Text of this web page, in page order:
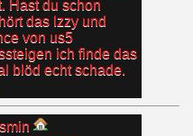
Hast du schon
das Izzy und
von us5
ich finde das
blöd echt schade.